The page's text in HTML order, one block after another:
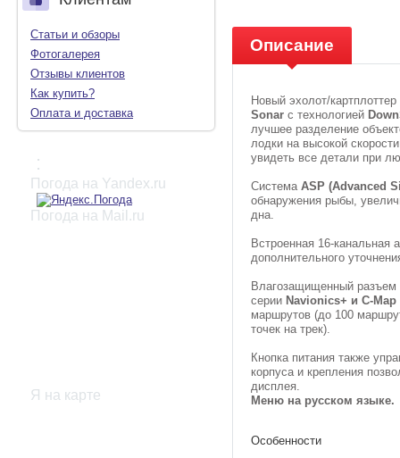
Статьи и обзоры
Фотогалерея
Отзывы клиентов
Как купить?
Оплата и доставка
:
Погода на Yandex.ru
Погода на Mail.ru
Я на карте
Описание
Новый эхолот/картплоттер
Sonar с технологией
лучшее разделение
лодки на высокой
увидеть все детали при
Система ASP (Advanced
обнаружения рыбы,
дна.
Встроенная 16-канальная
дополнительного
Влагозащищенный разъем
серии Navionics+ и C-Map
маршрутов (до 100
точек на трек).
Кнопка питания также
корпуса и крепления
дисплея.
Меню на русском языке.
Особенности